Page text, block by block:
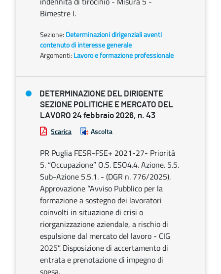
Bimestre I.
Sezione: Determinazioni dirigenziali aventi
contenuto di interesse generale
Argomenti: Lavoro e formazione professionale
DETERMINAZIONE DEL DIRIGENTE
SEZIONE POLITICHE E MERCATO DEL
LAVORO 24 febbraio 2026, n. 43
Scarica Ascolta
PR Puglia FESR-FSE+ 2021-27- Priorità
5. “Occupazione” O.S. ESO4.4. Azione. 5.5.
Sub-Azione 5.5.1. - (DGR n. 776/2025).
Approvazione “Avviso Pubblico per la
formazione a sostegno dei lavoratori
coinvolti in situazione di crisi o
riorganizzazione aziendale, a rischio di
espulsione dal mercato del lavoro - CIG
2025”. Disposizione di accertamento di
entrata e prenotazione di impegno di
spesa.